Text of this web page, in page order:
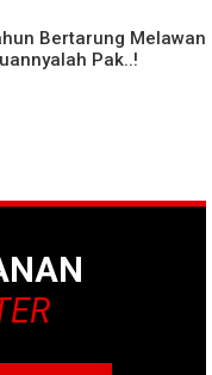
Bertarung Melawan
Pak..!